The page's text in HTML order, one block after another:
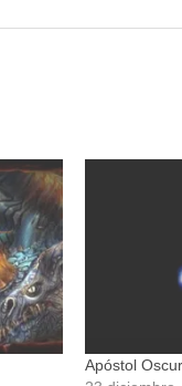
Apóstol